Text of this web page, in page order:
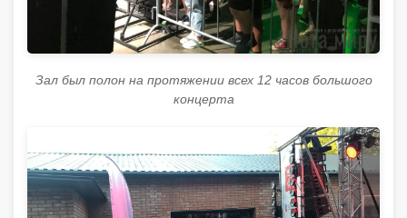
Зал был полон на протяжении всех 12 часов большого
концерта